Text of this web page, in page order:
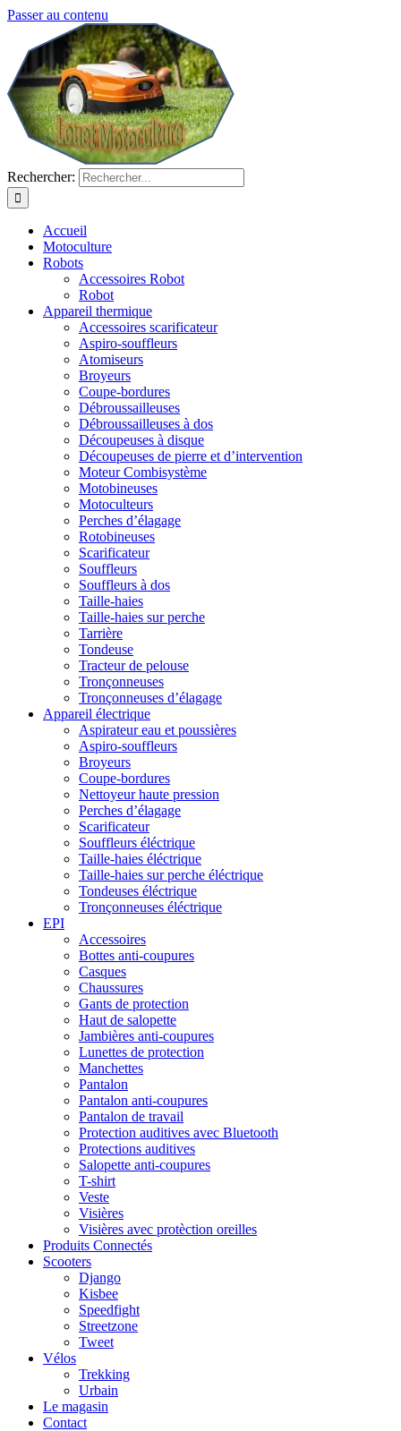
Passer au contenu
Rechercher:
Accueil
Motoculture
Robots
Accessoires Robot
Robot
Appareil thermique
Accessoires scarificateur
Aspiro-souffleurs
Atomiseurs
Broyeurs
Coupe-bordures
Débroussailleuses
Débroussailleuses à dos
Découpeuses à disque
Découpeuses de pierre et d’intervention
Moteur Combisystème
Motobineuses
Motoculteurs
Perches d’élagage
Rotobineuses
Scarificateur
Souffleurs
Souffleurs à dos
Taille-haies
Taille-haies sur perche
Tarrière
Tondeuse
Tracteur de pelouse
Tronçonneuses
Tronçonneuses d’élagage
Appareil électrique
Aspirateur eau et poussières
Aspiro-souffleurs
Broyeurs
Coupe-bordures
Nettoyeur haute pression
Perches d’élagage
Scarificateur
Souffleurs éléctrique
Taille-haies éléctrique
Taille-haies sur perche éléctrique
Tondeuses éléctrique
Tronçonneuses éléctrique
EPI
Accessoires
Bottes anti-coupures
Casques
Chaussures
Gants de protection
Haut de salopette
Jambières anti-coupures
Lunettes de protection
Manchettes
Pantalon
Pantalon anti-coupures
Pantalon de travail
Protection auditives avec Bluetooth
Protections auditives
Salopette anti-coupures
T-shirt
Veste
Visières
Visières avec protèction oreilles
Produits Connectés
Scooters
Django
Kisbee
Speedfight
Streetzone
Tweet
Vélos
Trekking
Urbain
Le magasin
Contact